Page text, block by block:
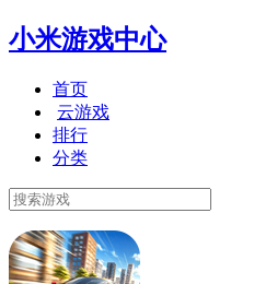
小米游戏中心
首页
云游戏
排行
分类